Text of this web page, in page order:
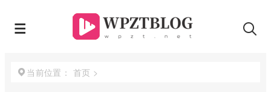
当前位置： 首页 >